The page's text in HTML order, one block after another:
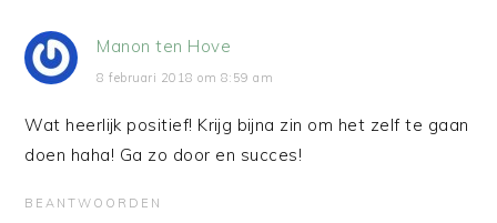
Manon ten Hove
8 februari 2018 om 8:59 am
Wat heerlijk positief! Krijg bijna zin om het zelf te gaan
doen haha! Ga zo door en succes!
BEANTWOORDEN